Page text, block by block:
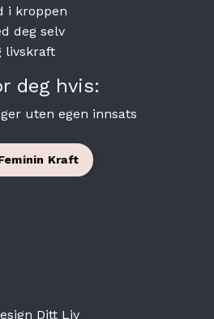
i kroppen
deg selv
livskraft
deg hvis:
uten egen innsats
Kraft
Ditt Liv